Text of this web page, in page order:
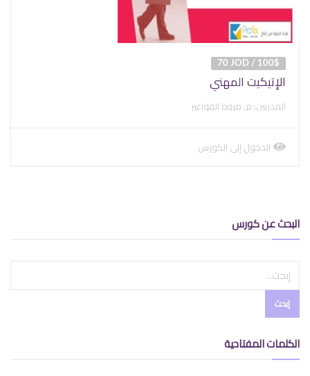
70 JOD / 100$
الإتيكيت المهني
المدربين: م. مروة الفواعير
view
course
الدخول إلى الكورس
البحث عن كورس
إبحث
الكلمات المفتاحية